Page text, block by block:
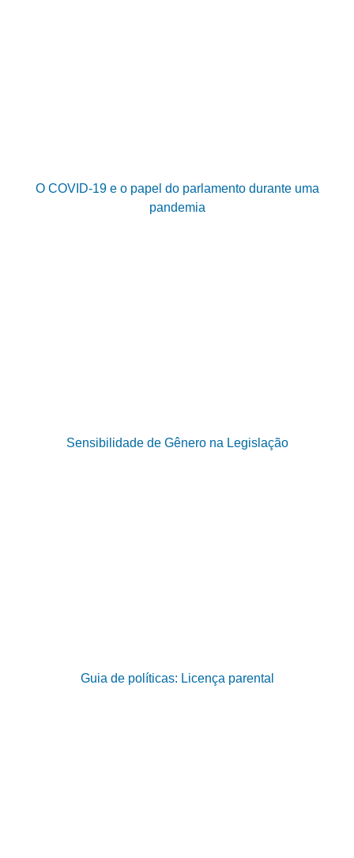
O COVID-19 e o papel do parlamento durante uma
pandemia
Sensibilidade de Gênero na Legislação
Guia de políticas: Licença parental